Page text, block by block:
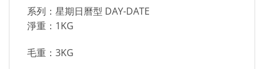
系列：星期日曆型 DAY-DATE
淨重：1KG
毛重：3KG